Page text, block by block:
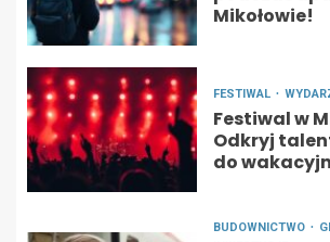
Mikołowie!
FESTIWAL
Festiwal w
Odkryj
do
BUDOWNICTWO